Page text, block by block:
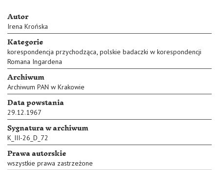
Autor
Irena Krońska
Kategorie
korespondencja przychodząca, polskie badaczki w korespondencji
Romana Ingardena
Archiwum
Archiwum PAN w Krakowie
Data powstania
29.12.1967
Sygnatura w archiwum
K_III-26_D_72
Prawa autorskie
wszystkie prawa zastrzeżone